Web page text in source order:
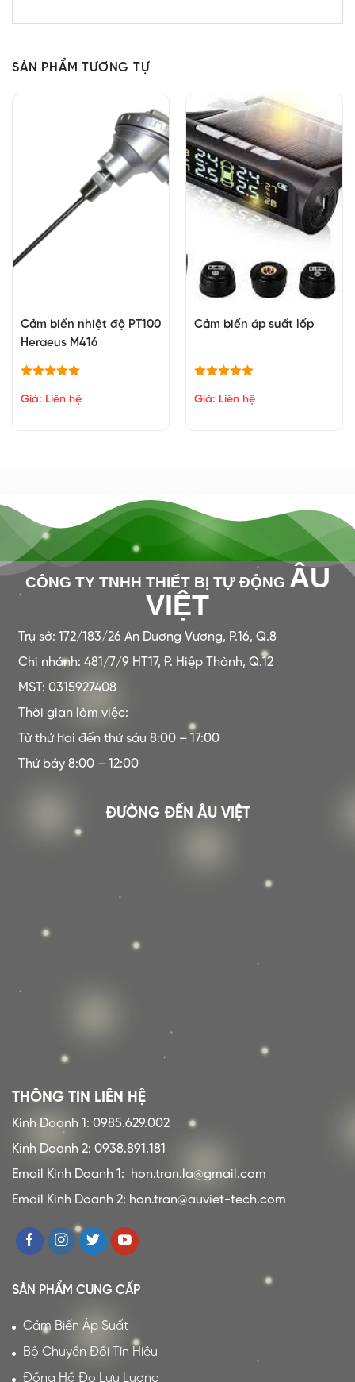
SẢN PHẨM TƯƠNG TỰ
Cảm biến nhiệt độ PT100
Heraeus M416
Giá: Liên hệ
Cảm biến áp suất lốp
Giá: Liên hệ
CÔNG TY TNHH THIẾT BỊ TỰ ĐỘNG ÂU
VIỆT
Trụ sở: 172/183/26 An Dương Vương, P.16, Q.8
Chi nhánh: 481/7/9 HT17, P. Hiệp Thành, Q.12
MST: 0315927408
Thời gian làm việc:
Từ thứ hai đến thứ sáu 8:00 – 17:00
Thứ bảy 8:00 – 12:00
ĐƯỜNG ĐẾN ÂU VIỆT
THÔNG TIN LIÊN HỆ
Kinh Doanh 1: 0985.629.002
Kinh Doanh 2: 0938.891.181
Email Kinh Doanh 1:
hon.tran.la@gmail.com
Email Kinh Doanh 2: hon.tran@auviet-tech.com
SẢN PHẨM CUNG CẤP
Cảm Biến Áp Suất
Bộ Chuyển Đổi Tín Hiệu
Đồng Hồ Đo Lưu Lượng